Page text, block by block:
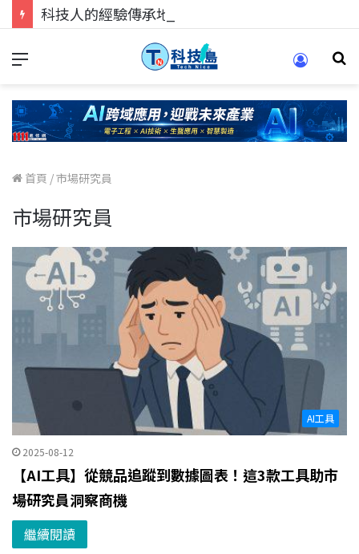
首頁 /市場研究員
市場研究員
AI工具
2025-08-12
【AI工具】從競品追蹤到數據圖表！這3款工具助市
場研究員洞察商機
繼續閱讀